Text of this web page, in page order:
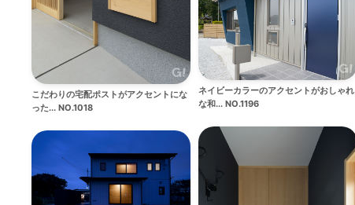
こだわりの宅配ポストがアクセントにな
った... NO.1018
ネイビーカラーのアクセントがおしゃれ
な和... NO.1196